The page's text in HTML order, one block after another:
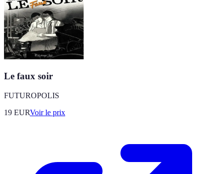
Le faux soir
FUTUROPOLIS
19 EURVoir le prix